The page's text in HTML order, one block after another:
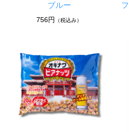
ブルー
756円 （税込み）